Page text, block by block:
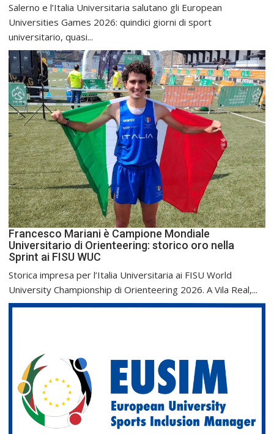
Salerno e l’Italia Universitaria salutano gli European
Universities Games 2026: quindici giorni di sport
universitario, quasi...
Francesco Mariani è Campione Mondiale
Universitario di Orienteering: storico oro nella
Sprint ai FISU WUC
Storica impresa per l’Italia Universitaria ai FISU World
University Championship di Orienteering 2026. A Vila Real,...